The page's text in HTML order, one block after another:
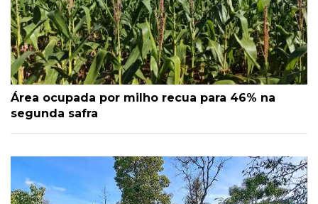
Área ocupada por milho recua para 46% na
segunda safra